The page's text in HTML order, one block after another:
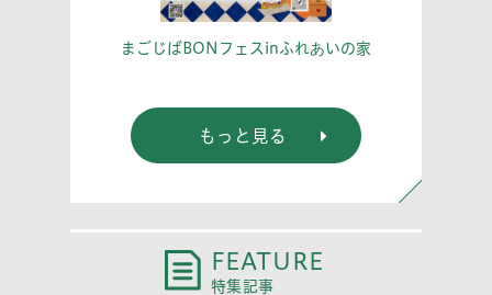
まごじばBONフェスinふれあいの家
もっと見る
FEATURE
特集記事